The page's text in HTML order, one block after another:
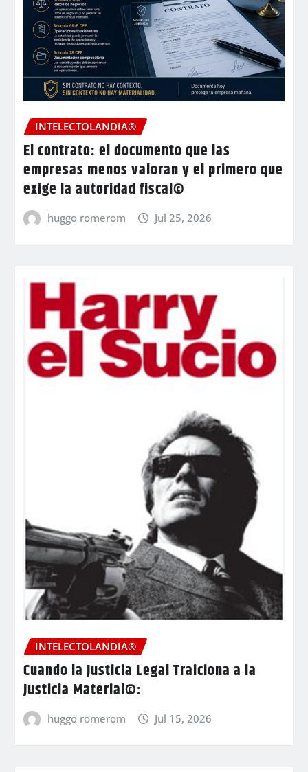
INTELECTOLANDIA®
El contrato: el documento que las
empresas menos valoran y el primero que
exige la autoridad fiscal©
huggo romerom Jul 25, 2026
INTELECTOLANDIA®
Cuando la Justicia Legal Traiciona a la
Justicia Material©:
huggo romerom Jul 15, 2026